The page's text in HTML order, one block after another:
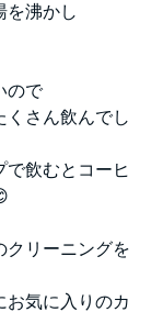
を沸かし
ので
くさん飲んでし
で飲むとコーヒ
クリーニングを
お気に入りのカ